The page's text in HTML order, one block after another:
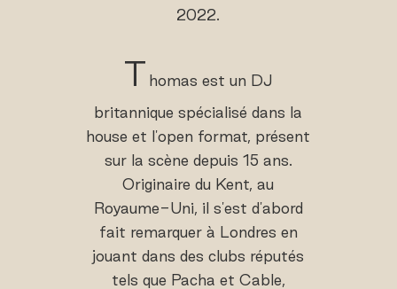
2022.
T homas est un DJ
britannique spécialisé dans la
house et l'open format, présent
sur la scène depuis 15 ans.
Originaire du Kent, au
Royaume-Uni, il s'est d'abord
fait remarquer à Londres en
jouant dans des clubs réputés
tels que Pacha et Cable,